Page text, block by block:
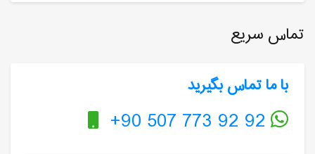
تماس سریع
با ما تماس بگیرید
+90 507 773 92 92